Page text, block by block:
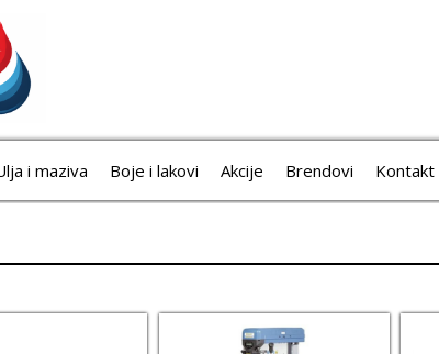
i maziva Boje i lakovi Akcije Brendovi Kontakt